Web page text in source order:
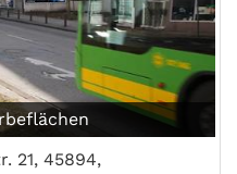
21, 45894,